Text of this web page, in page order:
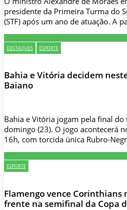
presidente da Primeira Turma do
(STF) após um ano de atuação. A
DESTAQUES ESPORTE
Bahia e Vitória decidem
Baiano
Bahia e Vitória jogam pela final
domingo (23). O jogo acontecerá
16h, com torcida única Rubro-
ESPORTE
Flamengo vence Corinthians
frente na semifinal da Copa